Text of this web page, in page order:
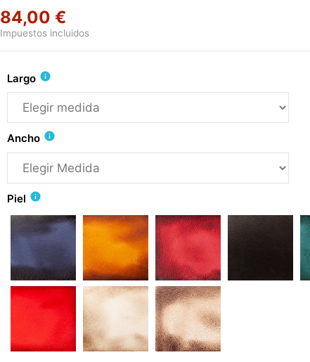
84,00 €
Impuestos incluidos
Largo info
Ancho info
Piel info